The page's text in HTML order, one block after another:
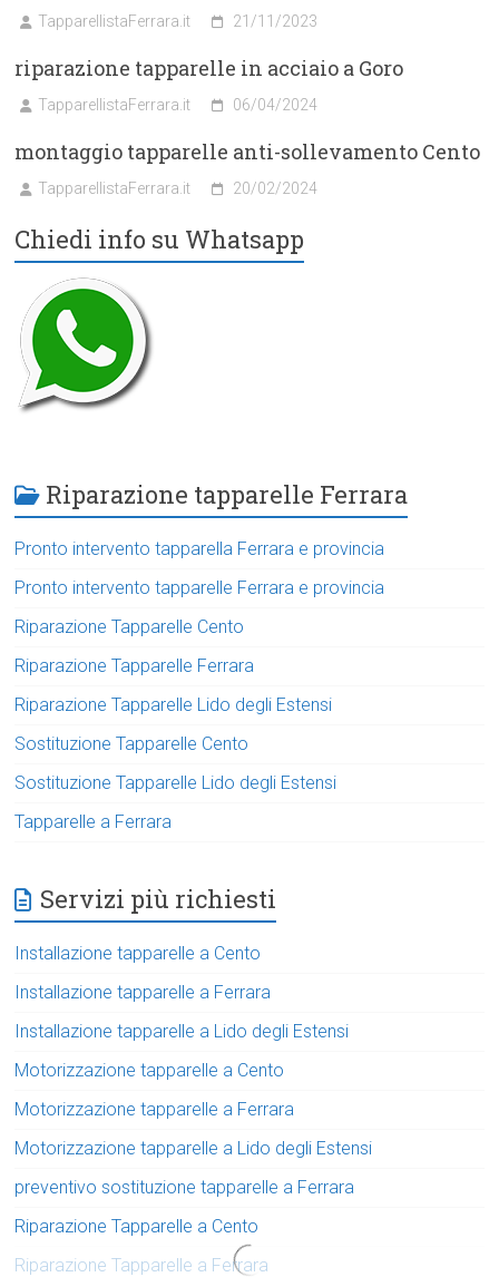
TapparellistaFerrara.it 21/11/2023
riparazione tapparelle in acciaio a Goro
TapparellistaFerrara.it 06/04/2024
montaggio tapparelle anti-sollevamento Cento
TapparellistaFerrara.it 20/02/2024
Chiedi info su Whatsapp
Riparazione tapparelle Ferrara
Pronto intervento tapparella Ferrara e provincia
Pronto intervento tapparelle Ferrara e provincia
Riparazione Tapparelle Cento
Riparazione Tapparelle Ferrara
Riparazione Tapparelle Lido degli Estensi
Sostituzione Tapparelle Cento
Sostituzione Tapparelle Lido degli Estensi
Tapparelle a Ferrara
Servizi più richiesti
Installazione tapparelle a Cento
Installazione tapparelle a Ferrara
Installazione tapparelle a Lido degli Estensi
Motorizzazione tapparelle a Cento
Motorizzazione tapparelle a Ferrara
Motorizzazione tapparelle a Lido degli Estensi
preventivo sostituzione tapparelle a Ferrara
Riparazione Tapparelle a Cento
Riparazione Tapparelle a Ferrara